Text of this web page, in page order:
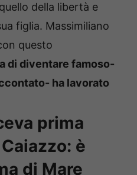
della libertà e
figlia. Massimiliano
questo
di diventare famoso-
ha lavorato
prima
è
di Mare